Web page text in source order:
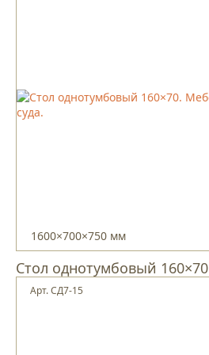
1600×700×750 мм
Стол однотумбовый 160×70
Арт. СД7-15